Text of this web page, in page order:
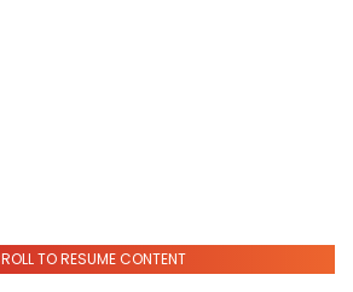
TO RESUME CONTENT